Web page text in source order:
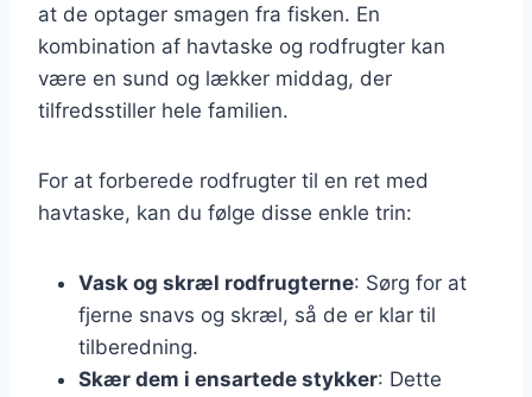
at de optager smagen fra fisken. En
kombination af havtaske og rodfrugter kan
være en sund og lækker middag, der
tilfredsstiller hele familien.
For at forberede rodfrugter til en ret med
havtaske, kan du følge disse enkle trin:
Vask og skræl rodfrugterne: Sørg for at
fjerne snavs og skræl, så de er klar til
tilberedning.
Skær dem i ensartede stykker: Dette